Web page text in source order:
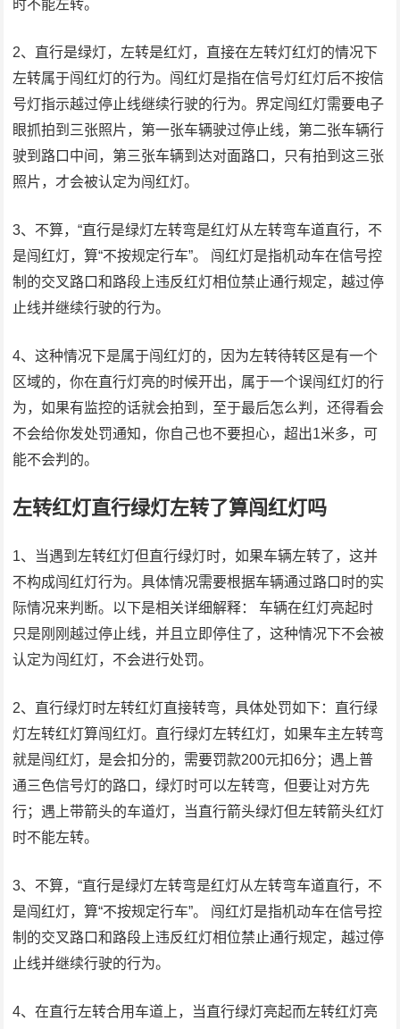
时不能左转。
2、直行是绿灯，左转是红灯，直接在左转灯红灯的情况下
左转属于闯红灯的行为。闯红灯是指在信号灯红灯后不按信
号灯指示越过停止线继续行驶的行为。界定闯红灯需要电子
眼抓拍到三张照片，第一张车辆驶过停止线，第二张车辆行
驶到路口中间，第三张车辆到达对面路口，只有拍到这三张
照片，才会被认定为闯红灯。
3、不算，“直行是绿灯左转弯是红灯从左转弯车道直行，不
是闯红灯，算“不按规定行车”。 闯红灯是指机动车在信号控
制的交叉路口和路段上违反红灯相位禁止通行规定，越过停
止线并继续行驶的行为。
4、这种情况下是属于闯红灯的，因为左转待转区是有一个
区域的，你在直行灯亮的时候开出，属于一个误闯红灯的行
为，如果有监控的话就会拍到，至于最后怎么判，还得看会
不会给你发处罚通知，你自己也不要担心，超出1米多，可
能不会判的。
左转红灯直行绿灯左转了算闯红灯吗
1、当遇到左转红灯但直行绿灯时，如果车辆左转了，这并
不构成闯红灯行为。具体情况需要根据车辆通过路口时的实
际情况来判断。以下是相关详细解释： 车辆在红灯亮起时
只是刚刚越过停止线，并且立即停住了，这种情况下不会被
认定为闯红灯，不会进行处罚。
2、直行绿灯时左转红灯直接转弯，具体处罚如下：直行绿
灯左转红灯算闯红灯。直行绿灯左转红灯，如果车主左转弯
就是闯红灯，是会扣分的，需要罚款200元扣6分；遇上普
通三色信号灯的路口，绿灯时可以左转弯，但要让对方先
行；遇上带箭头的车道灯，当直行箭头绿灯但左转箭头红灯
时不能左转。
3、不算，“直行是绿灯左转弯是红灯从左转弯车道直行，不
是闯红灯，算“不按规定行车”。 闯红灯是指机动车在信号控
制的交叉路口和路段上违反红灯相位禁止通行规定，越过停
止线并继续行驶的行为。
4、在直行左转合用车道上，当直行绿灯亮起而左转红灯亮